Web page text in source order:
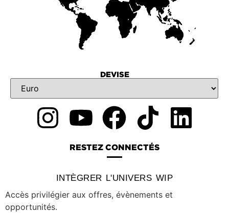
DEVISE
RESTEZ CONNECTÉS
INTÈGRER L'UNIVERS WIP
Accès privilégier aux offres, évènements et
opportunités.